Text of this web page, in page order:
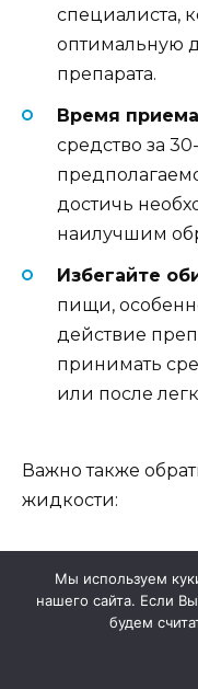
специалиста,
оптимальную
препарата.
Время
средство за
достичь
наилучшим
Избегайте
пищи,
действие
принимать
или после
Важно также
жидкости:
Запивание:
небольшим
алкоголя и
содержанием
Мы используем
нашего сайта. Если
будем